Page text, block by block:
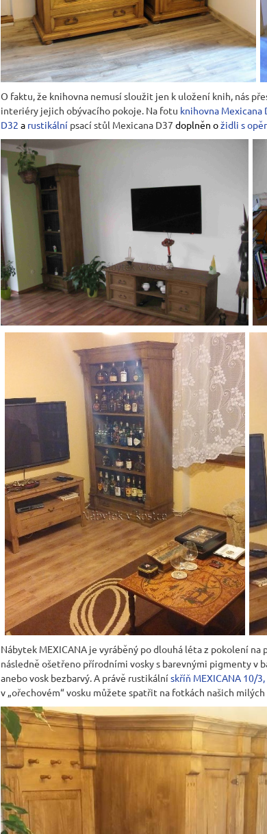
O faktu, že knihovna nemusí sloužit jen k uložení knih, nás
interiéry jejich obývacího pokoje. Na fotu knihovna Mexicana
D32 a rustikální psací stůl Mexicana D37 doplněn ožidli s
Nábytek MEXICANA je vyráběný po dlouhá léta z pokolení
následně ošetřeno přírodními vosky s barevnými pigmenty v
anebo vosk bezbarvý. A právě rustikálnískříň MEXICANA 10/3,
v „ořechovém“ vosku můžete spatřit na fotkách našich